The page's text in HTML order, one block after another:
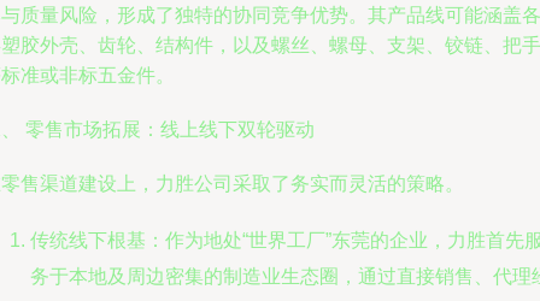
质量风险，形成了独特的协同竞争优势。其产品线可能涵盖各
胶外壳、齿轮、结构件，以及螺丝、螺母、支架、铰链、把手
准或非标五金件。
零售市场拓展：线上线下双轮驱动
售渠道建设上，力胜公司采取了务实而灵活的策略。
传统线下根基：作为地处“世界工厂”东莞的企业，力胜首先
务于本地及周边密集的制造业生态圈，通过直接销售、代理